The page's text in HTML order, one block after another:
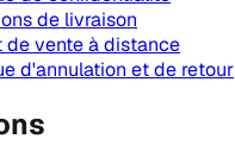
de livraison
de vente à distance
d'annulation et de retour